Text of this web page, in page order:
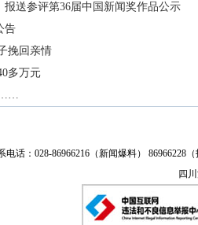
报送参评第36届中国新闻奖作品公示
告
挽回亲情
多万元
……
电话：028-86966216（新闻爆料） 86966228
四